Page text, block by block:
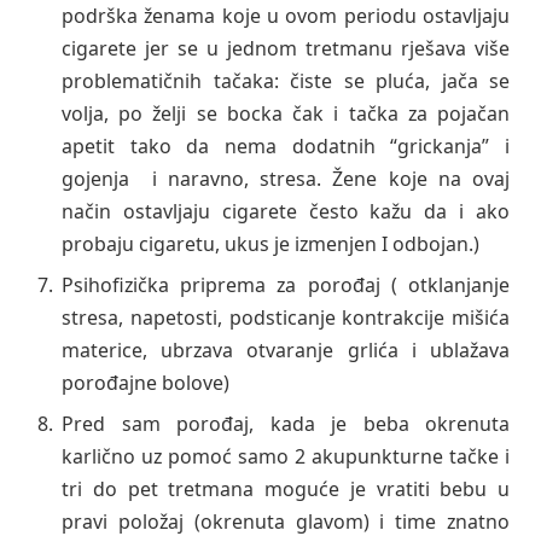
podrška ženama koje u ovom periodu ostavljaju
cigarete jer se u jednom tretmanu rješava više
problematičnih tačaka: čiste se pluća, jača se
volja, po želji se bocka čak i tačka za pojačan
apetit tako da nema dodatnih “grickanja” i
gojenja i naravno, stresa. Žene koje na ovaj
način ostavljaju cigarete često kažu da i ako
probaju cigaretu, ukus je izmenjen I odbojan.)
Psihofizička priprema za porođaj ( otklanjanje
stresa, napetosti, podsticanje kontrakcije mišića
materice, ubrzava otvaranje grlića i ublažava
porođajne bolove)
Pred sam porođaj, kada je beba okrenuta
karlično uz pomoć samo 2 akupunkturne tačke i
tri do pet tretmana moguće je vratiti bebu u
pravi položaj (okrenuta glavom) i time znatno